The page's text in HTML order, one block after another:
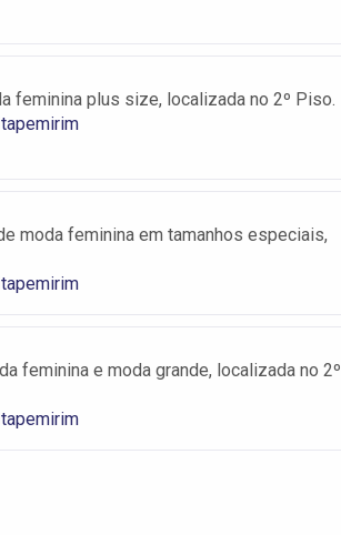
feminina plus size, localizada no 2º Piso.
moda feminina em tamanhos especiais,
feminina e moda grande, localizada no 2º